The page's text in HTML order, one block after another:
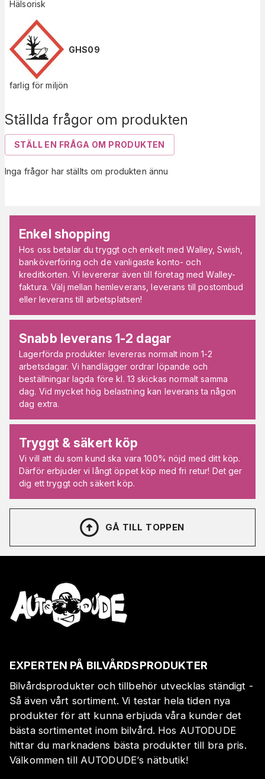
Ställda frågor om produkten
STÄLL EN FRÅGA OM PRODUKTEN
Inga frågor har ställts om produkten ännu
Hälsorisk
GHS09
farlig för miljön
Enkel shopping
Hos oss betalar du tryggt och enkelt med Walley, Swish,
banköverföring och de vanligaste konto- och
kreditkorten. Vi levererar även till företag med Walley-
faktura. Välj mellan hemleverans, leverans till postombud
eller leverans till arbetsplatsen!
Snabb leverans 1-2 dagar
Lagerförda produkter levereras normalt inom 1-2
arbetsdagar. Vi handlägger ordrar löpande och
beställningar lagda före kl. 13 skickas normalt samma
dag. Vid mycket hög belastning kan leverans ta någon
dag extra.
Tryggt & säkert köp
Vi vill att du som kund ska vara 100% nöjd med ditt köp.
Därför erbjuder vi långt öppet köp med fri retur! Det ger
dig ett tryggt och säkert köp.
GÅ TILL TOPPEN
EXPERTEN PÅ BILVÅRDSPRODUKTER
Bilvårdsprodukter och tillbehör utvecklas ständigt -
Så även vårt sortiment. Vi testar hela tiden nya
produkter för att kunna erbjuda våra kunder det
bästa sortimentet inom bilvård. Hos AUTODUDE
hittar du marknadens bästa produkter till bra pris.
Välkommen till AUTODUDE‘s nätbutik!